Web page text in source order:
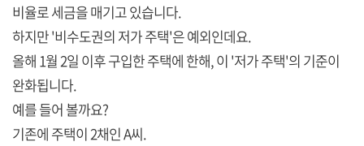
비율로 세금을 매기고 있습니다.
하지만 '비수도권의 저가 주택'은 예외인데요.
올해 1월 2일 이후 구입한 주택에 한해, 이 '저가 주택'의 기준이
완화됩니다.
예를 들어 볼까요?
기존에 주택이 2채인 A씨.